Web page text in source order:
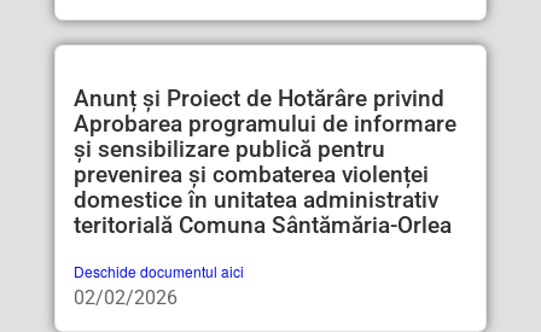
Anunț și Proiect de Hotărâre privind
Aprobarea programului de informare
și sensibilizare publică pentru
prevenirea și combaterea violenței
domestice în unitatea administrativ
teritorială Comuna Sântămăria-Orlea
Deschide documentul aici
02/02/2026